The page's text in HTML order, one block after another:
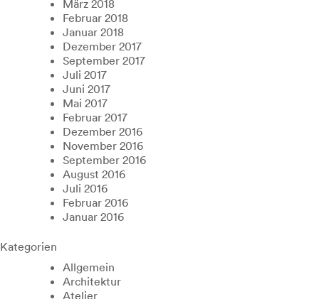
März 2018
Februar 2018
Januar 2018
Dezember 2017
September 2017
Juli 2017
Juni 2017
Mai 2017
Februar 2017
Dezember 2016
November 2016
September 2016
August 2016
Juli 2016
Februar 2016
Januar 2016
Kategorien
Allgemein
Architektur
Atelier